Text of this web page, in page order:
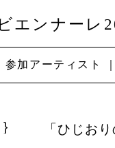
エンナーレ
参加アーティスト
「ひじお